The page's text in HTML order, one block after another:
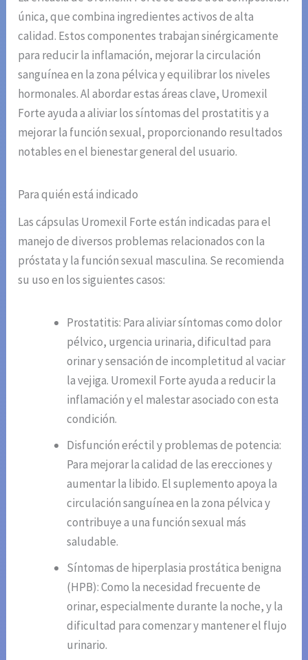
única, que combina ingredientes activos de alta
calidad. Estos componentes trabajan sinérgicamente
para reducir la inflamación, mejorar la circulación
sanguínea en la zona pélvica y equilibrar los niveles
hormonales. Al abordar estas áreas clave, Uromexil
Forte ayuda a aliviar los síntomas del prostatitis y a
mejorar la función sexual, proporcionando resultados
notables en el bienestar general del usuario.
Para quién está indicado
Las cápsulas Uromexil Forte están indicadas para el
manejo de diversos problemas relacionados con la
próstata y la función sexual masculina. Se recomienda
su uso en los siguientes casos:
Prostatitis: Para aliviar síntomas como dolor
pélvico, urgencia urinaria, dificultad para
orinar y sensación de incompletitud al vaciar
la vejiga. Uromexil Forte ayuda a reducir la
inflamación y el malestar asociado con esta
condición.
Disfunción eréctil y problemas de potencia:
Para mejorar la calidad de las erecciones y
aumentar la libido. El suplemento apoya la
circulación sanguínea en la zona pélvica y
contribuye a una función sexual más
saludable.
Síntomas de hiperplasia prostática benigna
(HPB): Como la necesidad frecuente de
orinar, especialmente durante la noche, y la
dificultad para comenzar y mantener el flujo
urinario.